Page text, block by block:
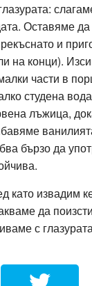
Оставяме
и
на конци).
части в
студена
лъжица,
бързо да
като извадим
да
с